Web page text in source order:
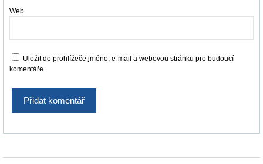
Web
Uložit do prohlížeče jméno, e-mail a webovou stránku pro budoucí
komentáře.